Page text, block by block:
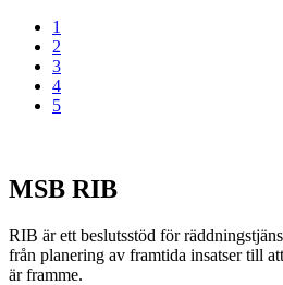
1
2
3
4
5
MSB RIB
RIB är ett beslutsstöd för
från planering av framtida insatser till
är framme.